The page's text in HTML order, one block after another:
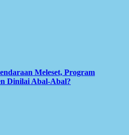
Meleset, Program
Dinilai Abal-Abal?